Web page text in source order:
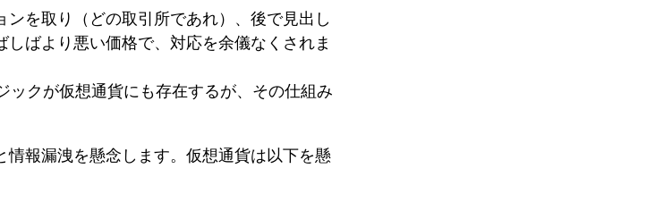
を取り（どの取引所であれ）、後で見出し
ばより悪い価格で、対応を余儀なくされま
ックが仮想通貨にも存在するが、その仕組み
情報漏洩を懸念します。仮想通貨は以下を懸